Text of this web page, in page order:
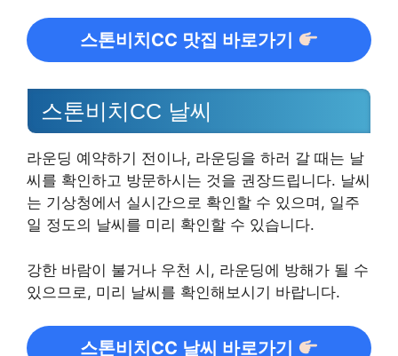
스톤비치CC 맛집 바로가기
스톤비치CC 날씨
라운딩 예약하기 전이나, 라운딩을 하러 갈 때는 날
씨를 확인하고 방문하시는 것을 권장드립니다. 날씨
는 기상청에서 실시간으로 확인할 수 있으며, 일주
일 정도의 날씨를 미리 확인할 수 있습니다.
강한 바람이 불거나 우천 시, 라운딩에 방해가 될 수
있으므로, 미리 날씨를 확인해보시기 바랍니다.
스톤비치CC 날씨 바로가기